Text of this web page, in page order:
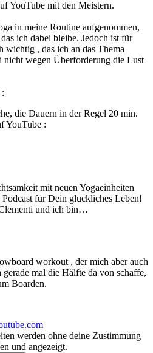
YouTube mit den Meistern.
in meine Routine aufgenommen,
ich dabei bleibe. Jedoch ist für
wichtig , das ich an das Thema
nicht wegen Überforderung die Lust
die Dauern in der Regel 20 min.
YouTube :
mit neuen Yogaeinheiten
für Dein glückliches Leben!
und ich bin…
workout , der mich aber auch
mal die Hälfte da von schaffe,
Boarden.
werden ohne deine Zustimmung
und angezeigt.